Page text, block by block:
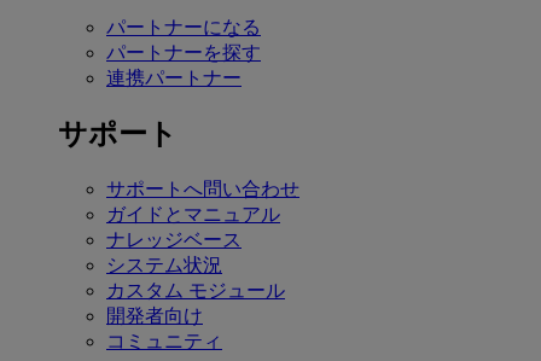
パートナーになる
パートナーを探す
連携パートナー
サポート
サポートへ問い合わせ
ガイドとマニュアル
ナレッジベース
システム状況
カスタム モジュール
開発者向け
コミュニティ